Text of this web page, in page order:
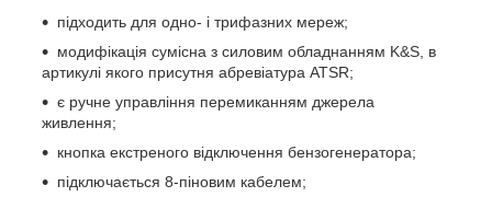
підходить для одно- і трифазних мереж;
модифікація сумісна з силовим обладнанням K&S, в
артикулі якого присутня абревіатура ATSR;
є ручне управління перемиканням джерела
живлення;
кнопка екстреного відключення бензогенератора;
підключається 8-піновим кабелем;